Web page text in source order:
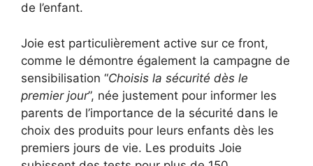
de l’enfant.
Joie est particulièrement active sur ce front,
comme le démontre également la campagne de
sensibilisation “Choisis la sécurité dès le
premier jour”, née justement pour informer les
parents de l’importance de la sécurité dans le
choix des produits pour leurs enfants dès les
premiers jours de vie. Les produits Joie